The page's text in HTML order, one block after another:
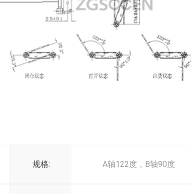
规格: A轴122度，B轴90度